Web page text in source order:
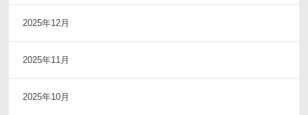
2025年12月
2025年11月
2025年10月